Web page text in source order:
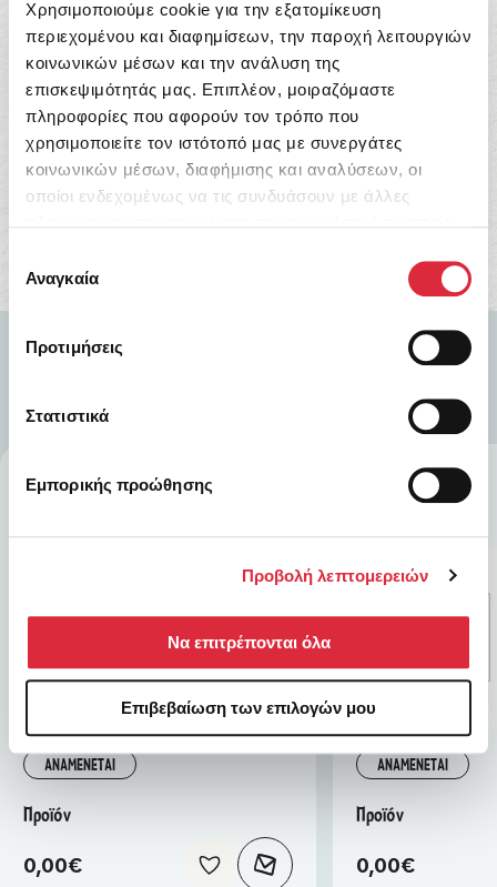
Χρησιμοποιούμε cookie για την εξατομίκευση
περιεχομένου και διαφημίσεων, την παροχή λειτουργιών
κοινωνικών μέσων και την ανάλυση της
επισκεψιμότητάς μας. Επιπλέον, μοιραζόμαστε
πληροφορίες που αφορούν τον τρόπο που
χρησιμοποιείτε τον ιστότοπό μας με συνεργάτες
κοινωνικών μέσων, διαφήμισης και αναλύσεων, οι
οποίοι ενδεχομένως να τις συνδυάσουν με άλλες
των υπηρεσιών τους.
συγκατάθεσης
Αναγκαία
Προτιμήσεις
Στατιστικά
Εμπορικής προώθησης
Προβολή λεπτομερειών
Να επιτρέπονται όλα
Επιβεβαίωση των επιλογών μου
Ο Γκυ και οι μαγικές τρύπες
19,98€
Αγορά Τώρα
ΑΝΑΜΕΝΕΤΑΙ
Προϊόν
0,00€
ΑΝΑΜΕΝΕΤΑΙ
Προϊόν
0,00€